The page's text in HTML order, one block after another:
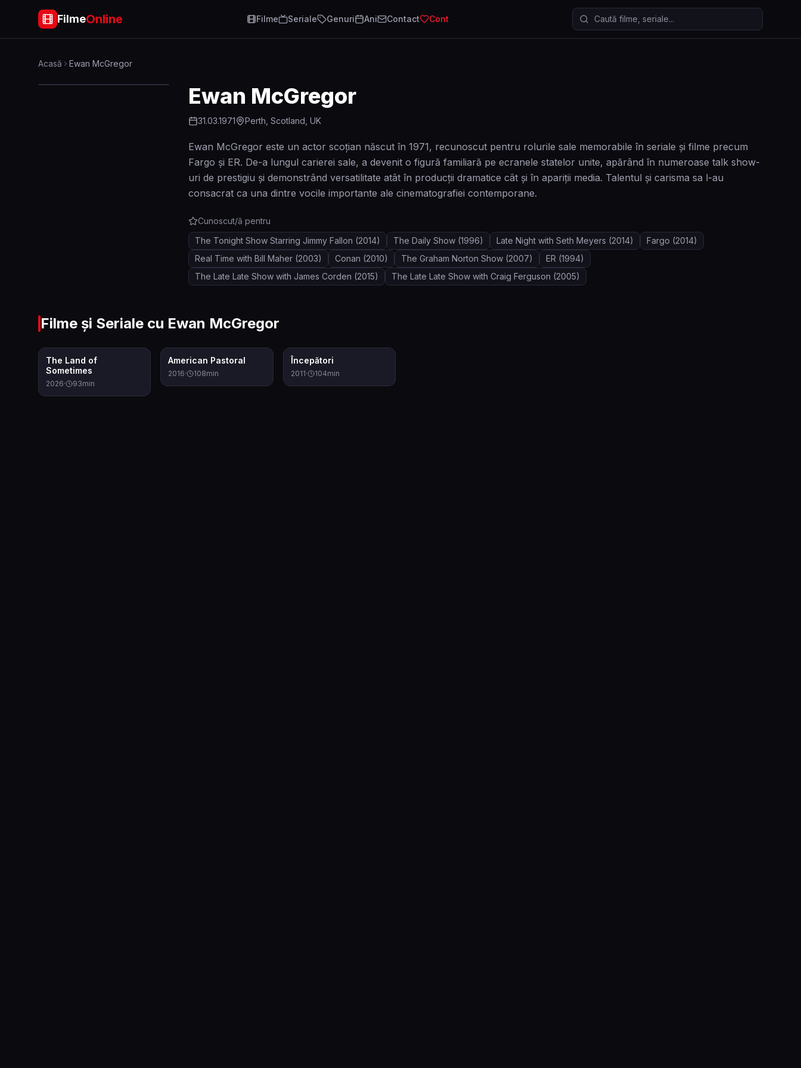
FilmeOnline Filme Seriale Genuri Ani Contact Cont Caută filme și seriale
Acasă Ewan McGregor
Ewan McGregor
31.03.1971 Perth, Scotland, UK
Ewan McGregor este un actor scoțian născut în 1971, recunoscut pentru rolurile sale memorabile în seriale și filme precum
Fargo și ER. De-a lungul carierei sale, a devenit o figură familiară pe ecranele statelor unite, apărând în numeroase talk show-
uri de prestigiu și demonstrând versatilitate atât în producții dramatice cât și în apariții media. Talentul și carisma sa l-au
consacrat ca una dintre vocile importante ale cinematografiei contemporane.
Cunoscut/ă pentru
The Tonight Show Starring Jimmy Fallon (2014) The Daily Show (1996) Late Night with Seth Meyers (2014) Fargo (2014)
Real Time with Bill Maher (2003) Conan (2010) The Graham Norton Show (2007) ER (1994)
The Late Late Show with James Corden (2015) The Late Late Show with Craig Ferguson (2005)
Filme și Seriale cu Ewan McGregor
The Land of
Sometimes
2026· 93min
American Pastoral
2016· 108min
Începători
2011· 104min